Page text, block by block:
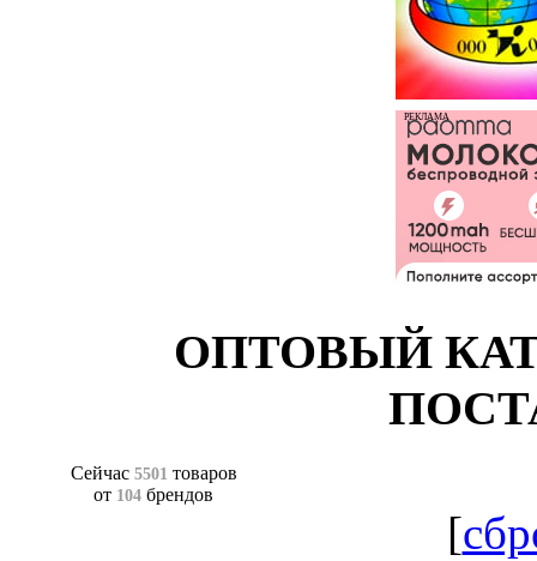
РЕКЛАМА
ОПТОВЫЙ
Сейчас 5501 товаров
от 104 брендов
[